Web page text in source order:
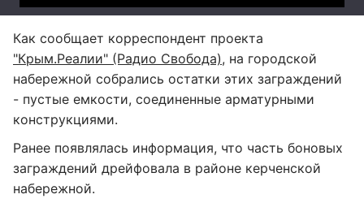
Как сообщает корреспондент проекта
"Крым.Реалии" (Радио Свобода), на городской
набережной собрались остатки этих заграждений
- пустые емкости, соединенные арматурными
конструкциями.
Ранее появлялась информация, что часть боновых
заграждений дрейфовала в районе керченской
набережной.